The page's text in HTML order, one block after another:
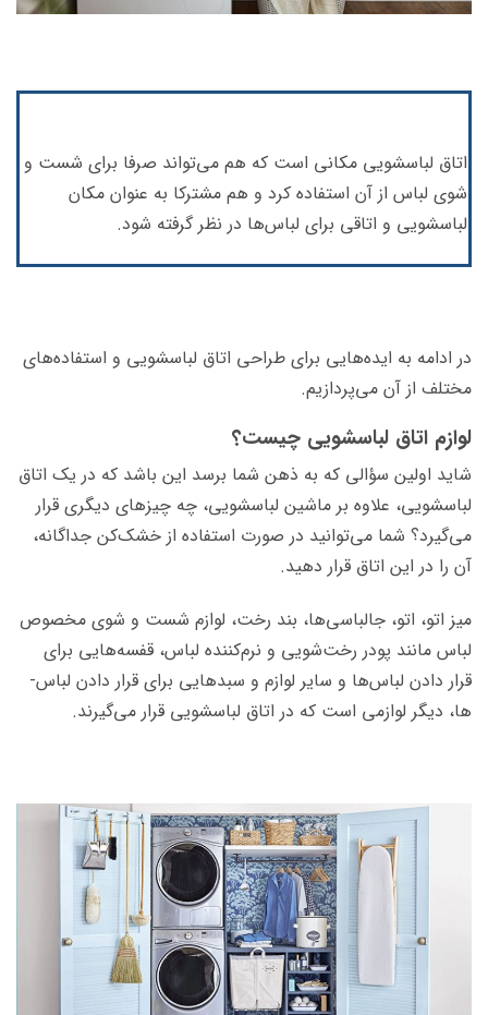
اتاق لباسشویی مکانی است که هم می‌تواند صرفا برای شست و
شوی لباس از آن استفاده کرد و هم مشترکا به عنوان مکان
لباسشویی و اتاقی برای لباس‌ها در نظر گرفته شود.
در ادامه به ایده­‌هایی برای طراحی اتاق لباسشویی و استفاده­‌های
مختلف از آن می‌­پردازیم.
لوازم اتاق لباسشویی چیست؟
شاید اولین سؤالی که به ذهن شما برسد این باشد که در یک اتاق
لباسشویی، علاوه بر ماشین لباسشویی، چه چیزهای دیگری قرار
می­‌گیرد؟ شما می­‌توانید در صورت استفاده از خشک‌کن جداگانه،
آن را در این اتاق قرار دهید.
میز اتو، اتو، جالباسی‌­ها، بند رخت، لوازم شست و شوی مخصوص
لباس مانند پودر رخت‌شویی و نرم­‌کننده لباس، قفسه­‌هایی برای
قرار دادن لباس­‌ها و سایر لوازم و سبدهایی برای قرار دادن لباس‌­
ها، دیگر لوازمی است که در اتاق لباسشویی قرار می­‌گیرند.